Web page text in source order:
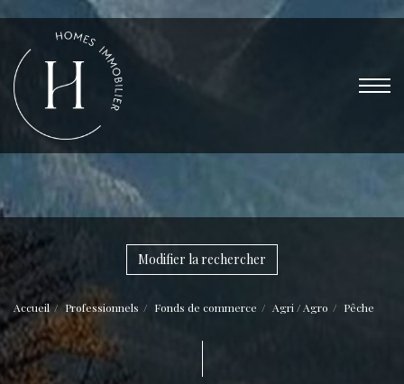
Modifier la rechercher
Accueil Professionnels Fonds de commerce Agri / Agro Pêche